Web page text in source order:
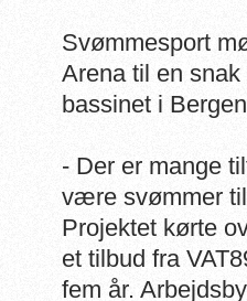
Svømmesport
Arena til en
bassinet i
- Der er mange
være svømmer
Projektet kørte
et tilbud fra
fem år.